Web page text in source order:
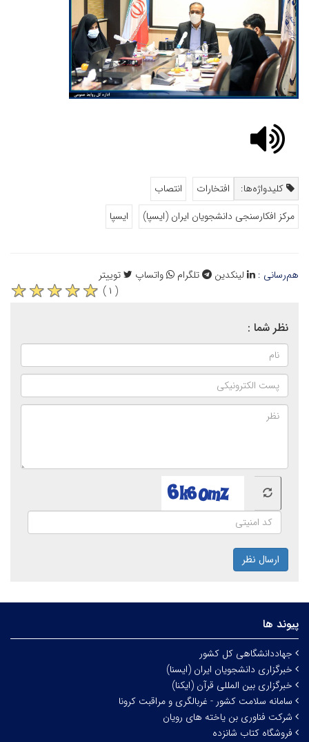
کلیدواژه‌ها: افتخارات
انتصاب
مرکز افکارسنجی دانشجویان ایران (ایسپا)
ایسپا
هم‌رسانی : لینکدین تلگرام واتساپ
توییتر
( ۱ )
نظر شما :
ارسال نظر
پیوند ها
جهاددانشگاهی کل کشور
خبرگزاری دانشجویان ایران (ایسنا)
خبرگزاری بین المللی قرآن (ایکنا)
سامانه سلامت کشور - غربالگری و مراقبت کرونا
شرکت فناوری بن یاخته های رویان
فروشگاه کتاب شانزده